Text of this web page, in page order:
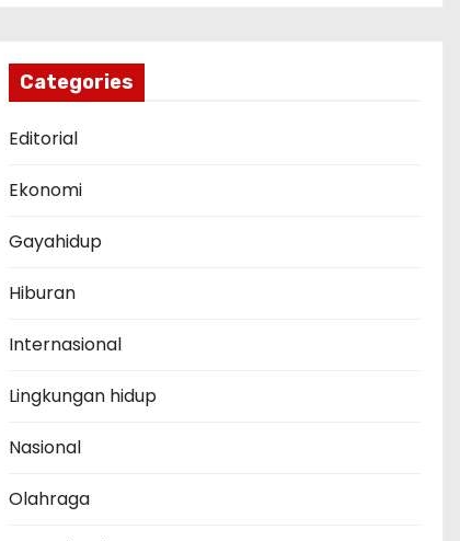
Categories
Editorial
Ekonomi
Gayahidup
Hiburan
Internasional
Lingkungan hidup
Nasional
Olahraga